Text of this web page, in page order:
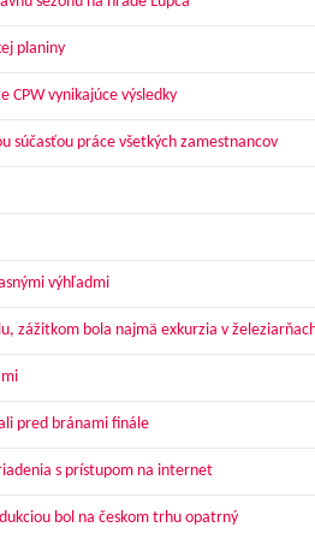
planiny
CPW vynikajúce výsledky
súčasťou práce všetkých zamestnancov
výhľadmi
zážitkom bola najmä exkurzia v
pred bránami finále
s prístupom na internet
bol na českom trhu opatrný